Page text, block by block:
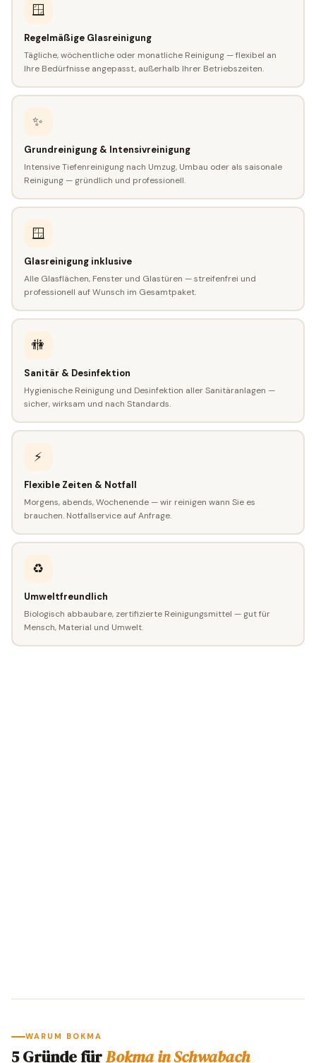
🪟
Regelmäßige Glasreinigung
Tägliche, wöchentliche oder monatliche Reinigung — flexibel an
Ihre Bedürfnisse angepasst, außerhalb Ihrer Betriebszeiten.
✨
Grundreinigung & Intensivreinigung
Intensive Tiefenreinigung nach Umzug, Umbau oder als saisonale
Reinigung — gründlich und professionell.
🪟
Glasreinigung inklusive
Alle Glasflächen, Fenster und Glastüren — streifenfrei und
professionell auf Wunsch im Gesamtpaket.
🚻
Sanitär & Desinfektion
Hygienische Reinigung und Desinfektion aller Sanitäranlagen —
sicher, wirksam und nach Standards.
⚡
Flexible Zeiten & Notfall
Morgens, abends, Wochenende — wir reinigen wann Sie es
brauchen. Notfallservice auf Anfrage.
♻️
Umweltfreundlich
Biologisch abbaubare, zertifizierte Reinigungsmittel — gut für
Mensch, Material und Umwelt.
WARUM BOKMA
5 Gründe fürBokma in Schwabach